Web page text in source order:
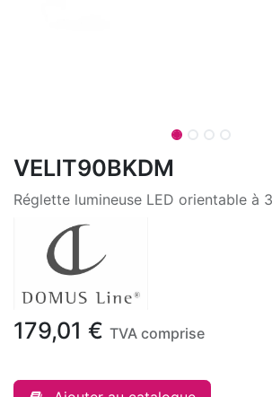
VELIT90BKDM
Réglette lumineuse LED orientable à
179,01 € TVA comprise